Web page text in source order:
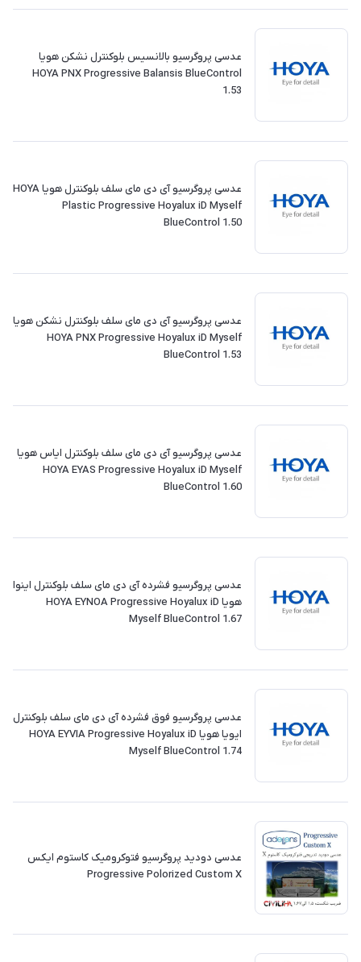
عدسی پروگرسیو بالانسیس بلوکنترل نشکن هویا
HOYA PNX Progressive Balansis BlueControl
1.53
عدسی پروگرسیو آی دی مای سلف بلوکنترل هویا HOYA
Plastic Progressive Hoyalux iD Myself
BlueControl 1.50
عدسی پروگرسیو آی دی مای سلف بلوکنترل نشکن هویا
HOYA PNX Progressive Hoyalux iD Myself
BlueControl 1.53
عدسی پروگرسیو آی دی مای سلف بلوکنترل ایاس هویا
HOYA EYAS Progressive Hoyalux iD Myself
BlueControl 1.60
عدسی پروگرسیو فشرده آی دی مای سلف بلوکنترل اینوا
هویا HOYA EYNOA Progressive Hoyalux iD
Myself BlueControl 1.67
عدسی پروگرسیو فوق فشرده آی دی مای سلف بلوکنترل
ایویا هویا HOYA EYVIA Progressive Hoyalux iD
Myself BlueControl 1.74
عدسی دودید پروگرسیو فتوکرومیک کاستوم ایکس
Progressive Polorized Custom X